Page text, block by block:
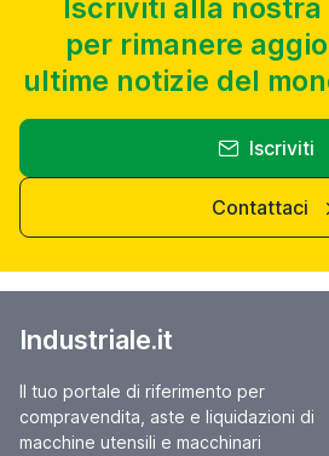
Iscriviti alla
per rimanere
ultime notizie del
Iscriviti
Contattaci
Industriale.it
Il tuo portale di riferimento per
compravendita, aste e liquidazioni di
macchine utensili e macchinari